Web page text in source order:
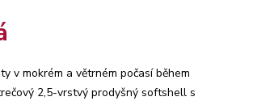
v mokrém a větrném počasí během
2,5-vrstvý prodyšný softshell s